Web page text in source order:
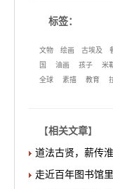
标签：
文物 绘画 古埃及
国
油画 孩子 米
全球
素描 教育
【相关文章】
道法古贤，薪传
走近百年图书馆